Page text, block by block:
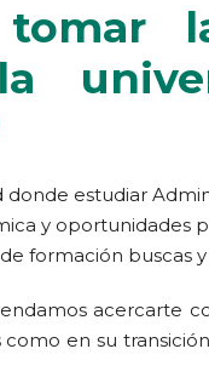
tomar
donde estudiar
y oportunidades
formación buscas
acercarte
en su